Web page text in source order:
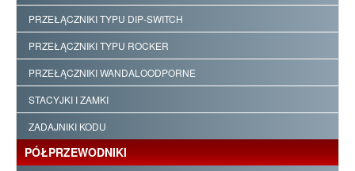
PRZEŁĄCZNIKI TYPU DIP-SWITCH
PRZEŁĄCZNIKI TYPU ROCKER
PRZEŁĄCZNIKI WANDALOODPORNE
STACYJKI I ZAMKI
ZADAJNIKI KODU
PÓŁPRZEWODNIKI